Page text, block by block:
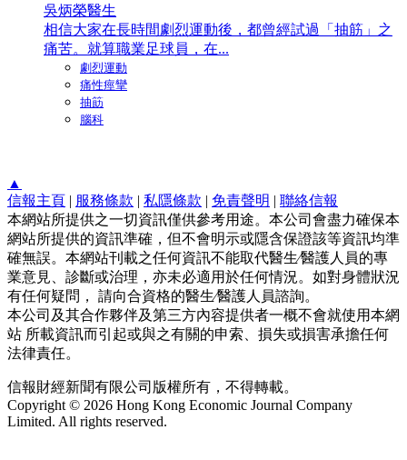
吳炳榮醫生
相信大家在長時間劇烈運動後，都曾經試過「抽筋」之
痛苦。就算職業足球員，在...
劇烈運動
痛性痙攣
抽筯
腦科
▲
信報主頁 | 服務條款 | 私隱條款 | 免責聲明 | 聯絡信報
本網站所提供之一切資訊僅供參考用途。本公司會盡力確保本
網站所提供的資訊準確，但不會明示或隱含保證該等資訊均準
確無誤。本網站刊載之任何資訊不能取代醫生∕醫護人員的專
業意見、診斷或治理，亦未必適用於任何情況。如對身體狀況
有任何疑問， 請向合資格的醫生∕醫護人員諮詢。
本公司及其合作夥伴及第三方內容提供者一概不會就使用本網
站 所載資訊而引起或與之有關的申索、損失或損害承擔任何
法律責任。
信報財經新聞有限公司版權所有，不得轉載。
Copyright © 2026 Hong Kong Economic Journal Company
Limited. All rights reserved.